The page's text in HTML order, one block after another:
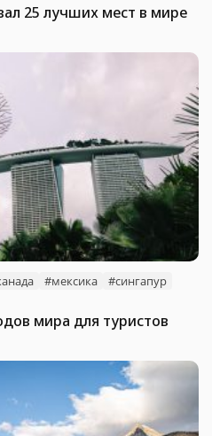
25 лучших мест в мире
#мексика
#сингапур
мира для туристов